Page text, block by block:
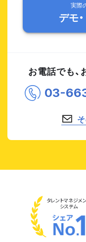
実際
デモ
お電話でも
03-
タレントマネジメ
システム